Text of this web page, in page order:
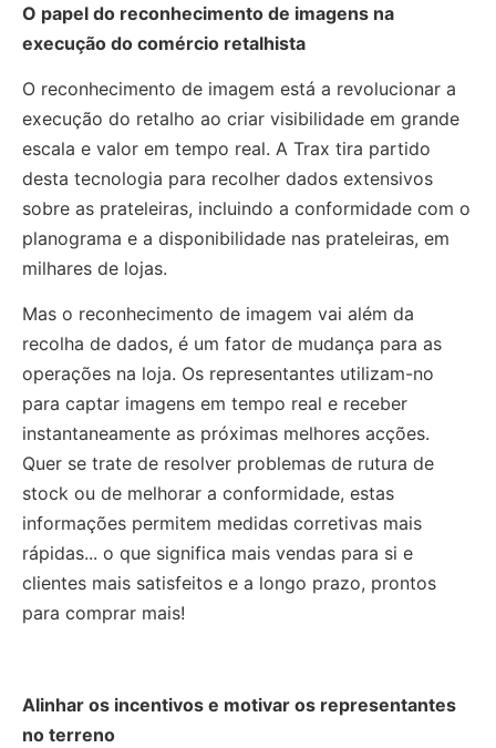
O papel do reconhecimento de imagens na
execução do comércio retalhista
O reconhecimento de imagem está a revolucionar a
execução do retalho ao criar visibilidade em grande
escala e valor em tempo real. A Trax tira partido
desta tecnologia para recolher dados extensivos
sobre as prateleiras, incluindo a conformidade com o
planograma e a disponibilidade nas prateleiras, em
milhares de lojas.
Mas o reconhecimento de imagem vai além da
recolha de dados, é um fator de mudança para as
operações na loja. Os representantes utilizam-no
para captar imagens em tempo real e receber
instantaneamente as próximas melhores acções.
Quer se trate de resolver problemas de rutura de
stock ou de melhorar a conformidade, estas
informações permitem medidas corretivas mais
rápidas... o que significa mais vendas para si e
clientes mais satisfeitos e a longo prazo, prontos
para comprar mais!
Alinhar os incentivos e motivar os representantes
no terreno